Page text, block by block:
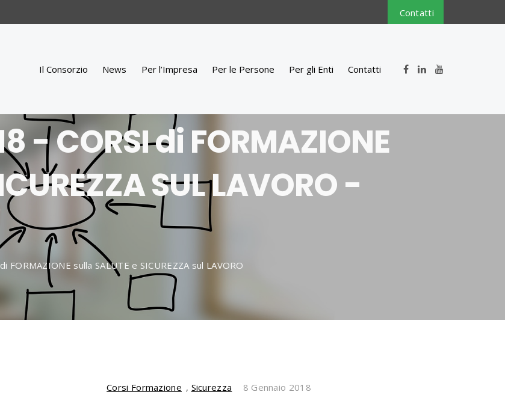
Contatti
Il Consorzio News Per l’Impresa Per le Persone Per gli Enti Contatti
- CORSI di FORMAZIONE
SUL LAVORO -
FORMAZIONE sulla SALUTE e SICUREZZA sul LAVORO
Corsi Formazione , Sicurezza 8 Gennaio 2018